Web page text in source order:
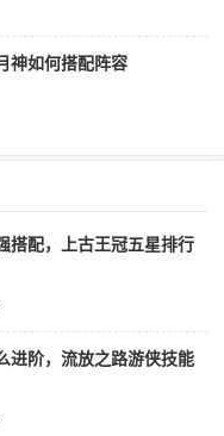
神如何搭配阵容
搭配，上古王冠五星排行
进阶，流放之路游侠技能